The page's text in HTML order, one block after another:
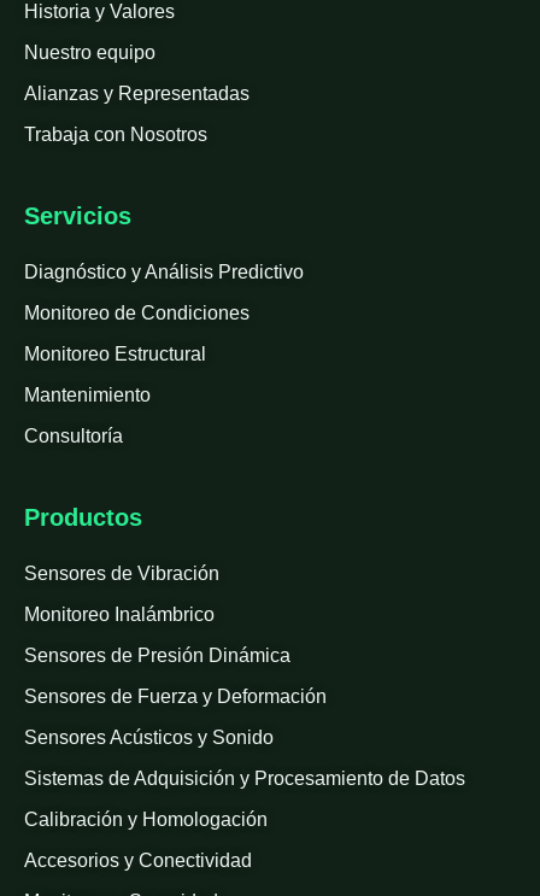
Historia y Valores
Nuestro equipo
Alianzas y Representadas
Trabaja con Nosotros
Servicios
Diagnóstico y Análisis Predictivo
Monitoreo de Condiciones
Monitoreo Estructural
Mantenimiento
Consultoría
Productos
Sensores de Vibración
Monitoreo Inalámbrico
Sensores de Presión Dinámica
Sensores de Fuerza y Deformación
Sensores Acústicos y Sonido
Sistemas de Adquisición y Procesamiento de Datos
Calibración y Homologación
Accesorios y Conectividad